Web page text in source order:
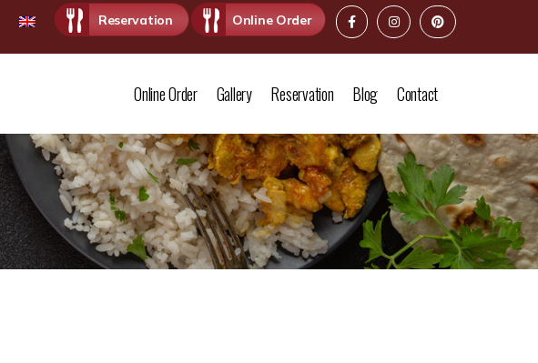
Reservation Online Order
Online Order Gallery Reservation Blog Contact